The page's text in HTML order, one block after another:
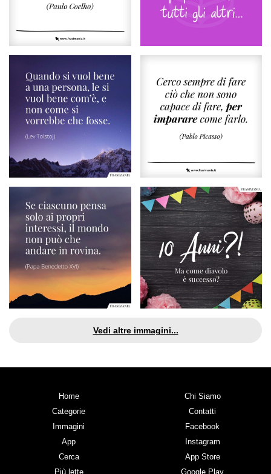
Vedi altre immagini...
Home
Categorie
Immagini
App
Cerca
Più lette
Chi Siamo
Contatti
Facebook
Instagram
App Store
Google Play